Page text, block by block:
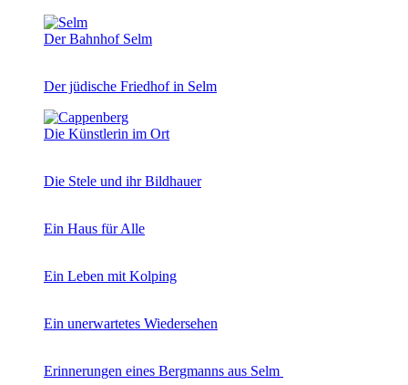
Der Bahnhof Selm
Der jüdische Friedhof in Selm
Die Künstlerin im Ort
Die Stele und ihr Bildhauer
Ein Haus für Alle
Ein Leben mit Kolping
Ein unerwartetes Wiedersehen
Erinnerungen eines Bergmanns aus Selm